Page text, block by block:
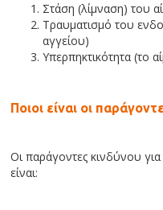
Στάση (λίμναση) του
Τραυματισμό του
αγγείου)
Υπερπηκτικότητα (το
Ποιοι είναι οι
Οι παράγοντες κινδύνου
είναι: